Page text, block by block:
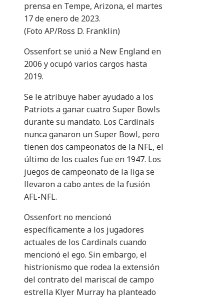
prensa en Tempe, Arizona, el martes
17 de enero de 2023.
(Foto AP/Ross D. Franklin)
Ossenfort se unió a New England en
2006 y ocupó varios cargos hasta
2019.
Se le atribuye haber ayudado a los
Patriots a ganar cuatro Super Bowls
durante su mandato. Los Cardinals
nunca ganaron un Super Bowl, pero
tienen dos campeonatos de la NFL, el
último de los cuales fue en 1947. Los
juegos de campeonato de la liga se
llevaron a cabo antes de la fusión
AFL-NFL.
Ossenfort no mencionó
específicamente a los jugadores
actuales de los Cardinals cuando
mencionó el ego. Sin embargo, el
histrionismo que rodea la extensión
del contrato del mariscal de campo
estrella Klyer Murray ha planteado